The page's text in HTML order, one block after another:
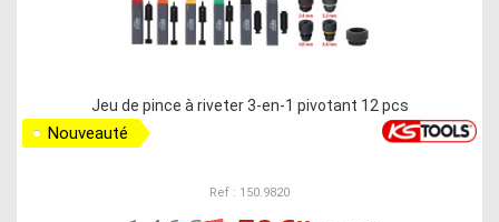
Jeu de pince à riveter 3-en-1 pivotant 12 pcs
Nouveauté
Ref : 150.9820